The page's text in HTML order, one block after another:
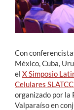
English
Con
México, Cuba,
el X Simposio
Celulares
organizado por la
Valparaíso en